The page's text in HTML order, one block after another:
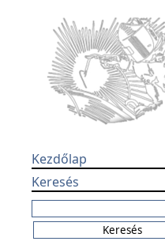
Kezdőlap
Keresés